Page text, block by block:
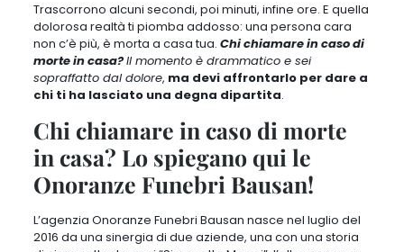
Trascorrono alcuni secondi, poi minuti, infine ore. E quella
dolorosa realtà ti piomba addosso: una persona cara
non c’è più, è morta a casa tua. Chi chiamare in caso di
morte in casa?Il momento è drammatico e sei
sopraffatto dal dolore, ma devi affrontarlo per dare a
chi ti ha lasciato una degna dipartita.
Chi chiamare in caso di morte
in casa? Lo spiegano qui le
Onoranze Funebri Bausan!
L’agenzia Onoranze Funebri Bausan nasce nel luglio del
2016 da una sinergia di due aziende, una con una storia